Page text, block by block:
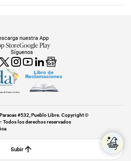
Síguenos
nuestra App
StoreGoogle Play
de Diarios América
#532, Pueblo Libre. Copyright ©
los derechos reservados
Subir